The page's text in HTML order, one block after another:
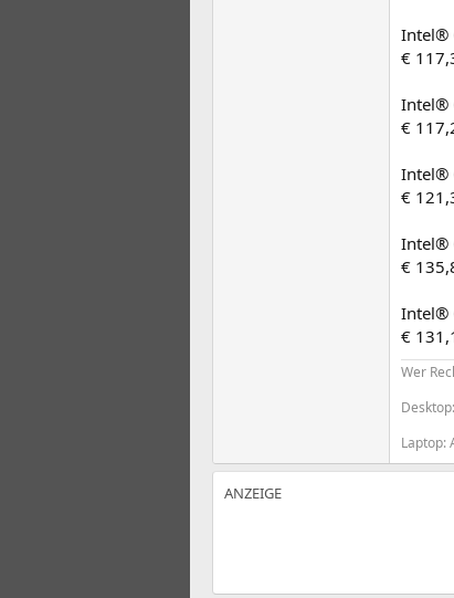
Intel®
€
Intel®
€
Intel®
€
Intel®
€
Intel®
€
Wer
Laptop: